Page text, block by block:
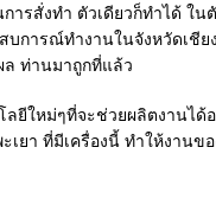
รสั่งทำ ตัวเดียวก็ทำได้ ใน
บการณ์ทำงานในจังหวัดเชี
ท่านมาถูกที่แล้ว
ยีใหม่ๆที่จะช่วยผลิตงานได้
เยา ที่มีเครื่องนี้ ทำให้งาน